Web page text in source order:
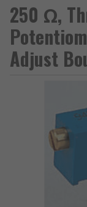
250 Ω,
Adjust